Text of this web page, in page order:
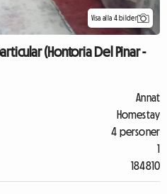
Visa alla 4 bilder
(Hontoria Del Pinar -
Annat
Homestay
4 personer
1
184810